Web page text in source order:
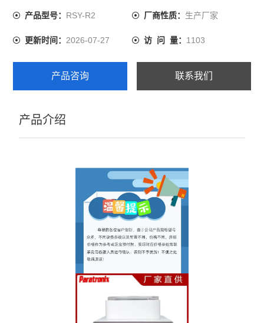
产品型号： RSY-R2 厂商性质： 生产厂家
更新时间：2026-07-27 访 问 量： 1103
产品咨询 联系我们
产品介绍